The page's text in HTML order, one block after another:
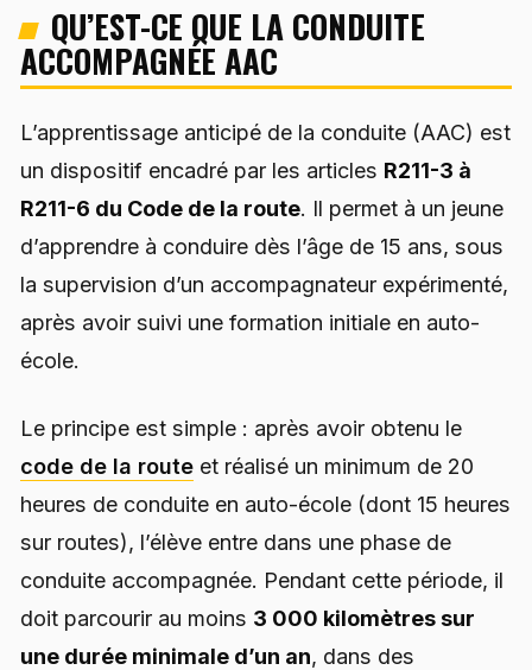
QU’EST-CE QUE LA CONDUITE
ACCOMPAGNÉE AAC
L’apprentissage anticipé de la conduite (AAC) est
un dispositif encadré par les articles R211-3 à
R211-6 du Code de la route. Il permet à un jeune
d’apprendre à conduire dès l’âge de 15 ans, sous
la supervision d’un accompagnateur expérimenté,
après avoir suivi une formation initiale en auto-
école.
Le principe est simple : après avoir obtenu le
code de la route et réalisé un minimum de 20
heures de conduite en auto-école (dont 15 heures
sur routes), l’élève entre dans une phase de
conduite accompagnée. Pendant cette période, il
doit parcourir au moins 3 000 kilomètres sur
une durée minimale d’un an, dans des